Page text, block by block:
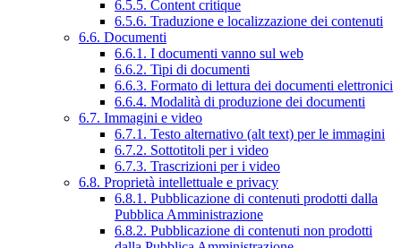
6.5.5. Content critique
6.5.6. Traduzione e localizzazione dei contenuti
6.6. Documenti
6.6.1. I documenti vanno sul web
6.6.2. Tipi di documenti
6.6.3. Formato di lettura dei documenti elettronici
6.6.4. Modalità di produzione dei documenti
6.7. Immagini e video
6.7.1. Testo alternativo (alt text) per le immagini
6.7.2. Sottotitoli per i video
6.7.3. Trascrizioni per i video
6.8. Proprietà intellettuale e privacy
6.8.1. Pubblicazione di contenuti prodotti dalla
Pubblica Amministrazione
6.8.2. Pubblicazione di contenuti non prodotti